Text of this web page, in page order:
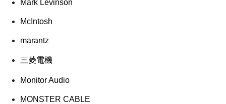
Mark Levinson
McIntosh
marantz
三菱電機
Monitor Audio
MONSTER CABLE